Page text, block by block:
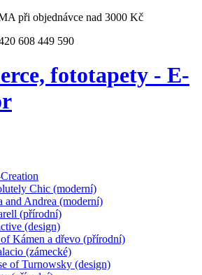
při objednávce nad 3000 Kč
608 449 590
fototapety - E-
Chic (moderní)
and Andrea (moderní)
(přírodní)
(design)
Kámen a dřevo (přírodní)
(zámecké)
of Turnowsky (design)